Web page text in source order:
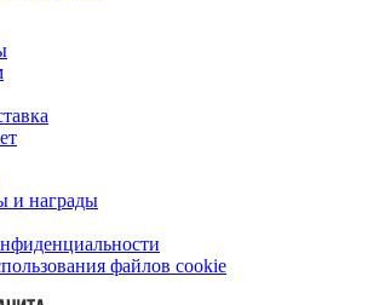
и награды
файлов cookie